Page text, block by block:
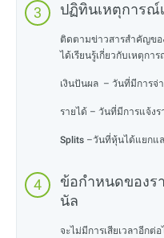
ปฏิทินเหตุการณ์
ติดตามข่าวสารสำคัญขอ
ได้เรียนรู้เกี่ยวกับเหตุกา
เงินปันผล – วันที่มีการจ่
รายได้ – วันที่มีการแจ้งร
Splits –วันที่หุ้นได้แยกแ
ข้อกำหนดของร
นัล
จะไม่มีการเสียเวลาอีกต่